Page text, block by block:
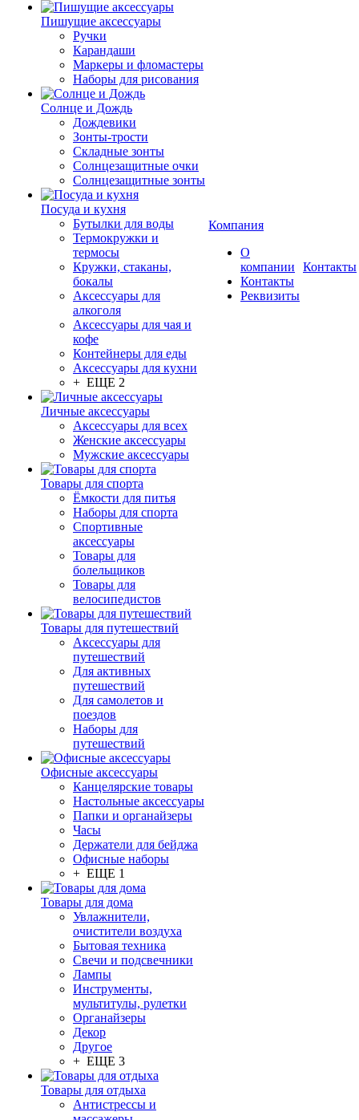
Пишущие аксессуары
Ручки
Карандаши
Маркеры и фломастеры
Наборы для рисования
Солнце и Дождь
Дождевики
Зонты-трости
Складные зонты
Солнцезащитные очки
Солнцезащитные зонты
Посуда и кухня
Бутылки для воды
Термокружки и
термосы
Кружки, стаканы,
бокалы
Аксессуары для
алкоголя
Аксессуары для чая и
кофе
Контейнеры для еды
Аксессуары для кухни
+ ЕЩЕ 2
Личные аксессуары
Аксессуары для всех
Женские аксессуары
Мужские аксессуары
Товары для спорта
Ёмкости для питья
Наборы для спорта
Спортивные
аксессуары
Товары для
болельщиков
Товары для
велосипедистов
Товары для путешествий
Аксессуары для
путешествий
Для активных
путешествий
Для самолетов и
поездов
Наборы для
путешествий
Офисные аксессуары
Канцелярские товары
Настольные аксессуары
Папки и органайзеры
Часы
Держатели для бейджа
Офисные наборы
+ ЕЩЕ 1
Товары для дома
Увлажнители,
очистители воздуха
Бытовая техника
Свечи и подсвечники
Лампы
Инструменты,
мультитулы, рулетки
Органайзеры
Декор
Другое
+ ЕЩЕ 3
Товары для отдыха
Антистрессы и
Компания
О
компании
Контакты
Реквизиты
Контакты